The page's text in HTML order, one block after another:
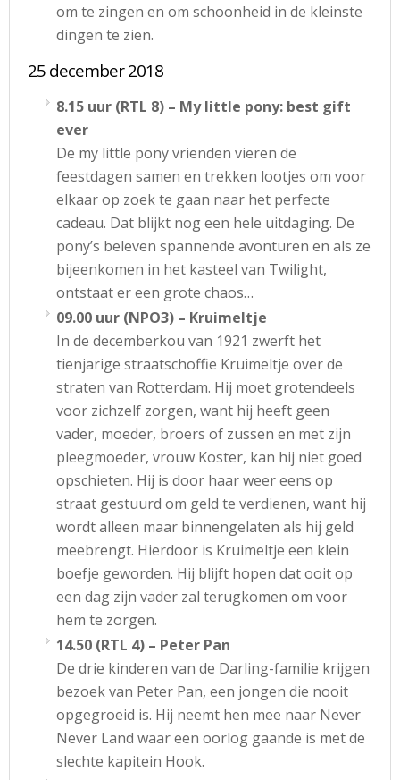
om te zingen en om schoonheid in de kleinste
dingen te zien.
25 december 2018
8.15 uur (RTL 8) – My little pony: best gift
ever
De my little pony vrienden vieren de
feestdagen samen en trekken lootjes om voor
elkaar op zoek te gaan naar het perfecte
cadeau. Dat blijkt nog een hele uitdaging. De
pony’s beleven spannende avonturen en als ze
bijeenkomen in het kasteel van Twilight,
ontstaat er een grote chaos…
09.00 uur (NPO3) – Kruimeltje
In de decemberkou van 1921 zwerft het
tienjarige straatschoffie Kruimeltje over de
straten van Rotterdam. Hij moet grotendeels
voor zichzelf zorgen, want hij heeft geen
vader, moeder, broers of zussen en met zijn
pleegmoeder, vrouw Koster, kan hij niet goed
opschieten. Hij is door haar weer eens op
straat gestuurd om geld te verdienen, want hij
wordt alleen maar binnengelaten als hij geld
meebrengt. Hierdoor is Kruimeltje een klein
boefje geworden. Hij blijft hopen dat ooit op
een dag zijn vader zal terugkomen om voor
hem te zorgen.
14.50 (RTL 4) – Peter Pan
De drie kinderen van de Darling-familie krijgen
bezoek van Peter Pan, een jongen die nooit
opgegroeid is. Hij neemt hen mee naar Never
Never Land waar een oorlog gaande is met de
slechte kapitein Hook.